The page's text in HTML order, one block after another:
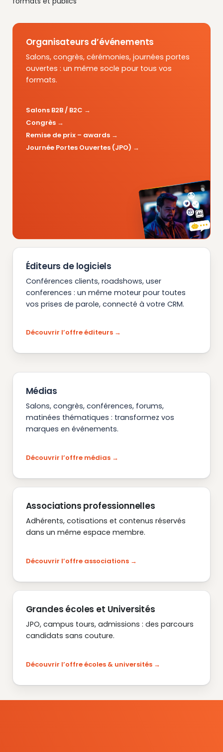
Organisateurs d’événements
Salons, congrès, cérémonies, journées portes
ouvertes : un même socle pour tous vos
formats.
Salons B2B / B2C
Congrès
Remise de prix – awards
Journée Portes Ouvertes (JPO)
Éditeurs de logiciels
Conférences clients, roadshows, user
conferences : un même moteur pour toutes
vos prises de parole, connecté à votre CRM.
Découvrir l’offre éditeurs
Médias
Salons, congrès, conférences, forums,
matinées thématiques : transformez vos
marques en événements.
Découvrir l’offre médias
Associations professionnelles
Adhérents, cotisations et contenus réservés
dans un même espace membre.
Découvrir l’offre associations
Grandes écoles et Universités
JPO, campus tours, admissions : des parcours
candidats sans couture.
Découvrir l’offre écoles & universités